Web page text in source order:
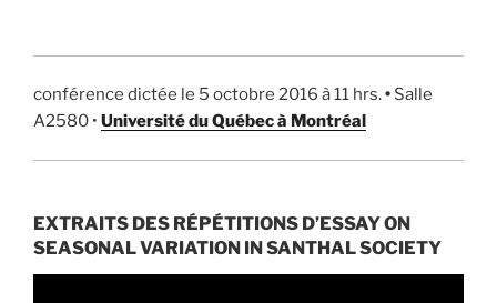
conférence dictée le 5 octobre 2016 à 11 hrs.• Salle
A2580 • Université du Québec à Montréal
EXTRAITS DES RÉPÉTITIONS D’ESSAY ON
SEASONAL VARIATION IN SANTHAL SOCIETY